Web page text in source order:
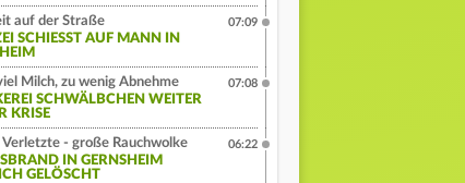
auf der Straße
SCHIESST AUF MANN IN W
07:09
Milch, zu wenig Abnehme
SCHWÄLBCHEN WEITER
KRISE
07:08
- große Rauchwolke
IN GERNSHEIM E
GELÖSCHT
06:22